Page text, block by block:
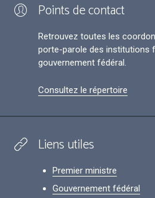
Points de contact
Retrouvez toutes les
porte-parole des institutions
gouvernement fédéral.
Consultez le répertoire
Liens utiles
Premier ministre
Gouvernement fédéral